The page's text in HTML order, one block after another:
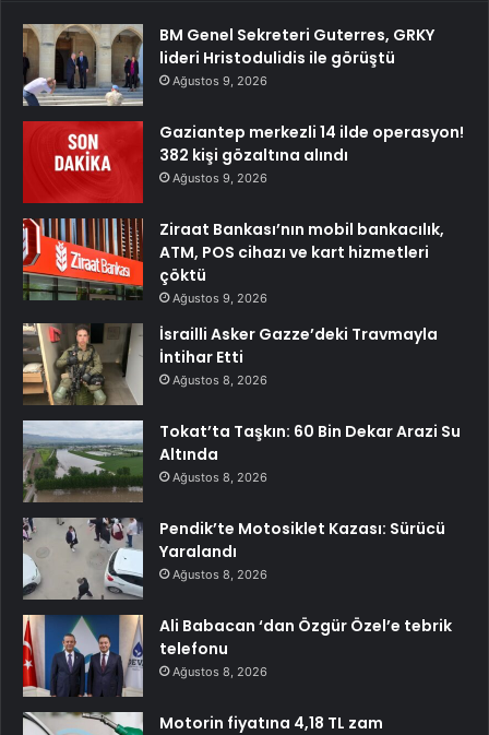
BM Genel Sekreteri Guterres, GRKY
lideri Hristodulidis ile görüştü
Ağustos 9, 2026
Gaziantep merkezli 14 ilde operasyon!
382 kişi gözaltına alındı
Ağustos 9, 2026
Ziraat Bankası’nın mobil bankacılık,
ATM, POS cihazı ve kart hizmetleri
çöktü
Ağustos 9, 2026
İsrailli Asker Gazze’deki Travmayla
İntihar Etti
Ağustos 8, 2026
Tokat’ta Taşkın: 60 Bin Dekar Arazi Su
Altında
Ağustos 8, 2026
Pendik’te Motosiklet Kazası: Sürücü
Yaralandı
Ağustos 8, 2026
Ali Babacan ‘dan Özgür Özel’e tebrik
telefonu
Ağustos 8, 2026
Motorin fiyatına 4,18 TL zam